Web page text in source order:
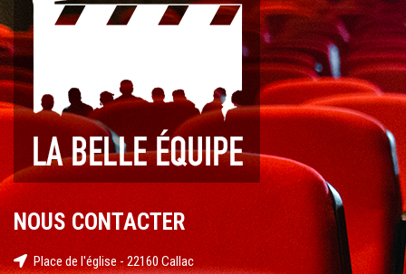
NOUS CONTACTER
Place de l'église - 22160 Callac